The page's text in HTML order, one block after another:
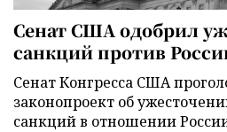
Сенат США одобрил
санкций против
Сенат Конгресса США
законопроект об
санкций в отношении